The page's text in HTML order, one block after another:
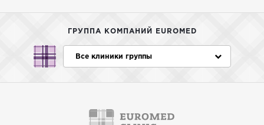
ГРУППА КОМПАНИЙ EUROMED
Все клиники группы